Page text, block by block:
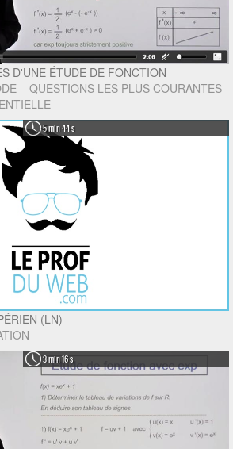
D'UNE ÉTUDE DE FONCTION
– QUESTIONS LES PLUS COURANTES
5 min 44 s
(LN)
3 min 16 s